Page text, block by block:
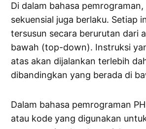
Di dalam bahasa
sekuensial juga berlaku. Setiap
tersusun secara berurutan dari
bawah (top-down). Instruksi
atas akan dijalankan terlebih
dibandingkan yang berada di
Dalam bahasa pemrograman
atau kode yang digunakan